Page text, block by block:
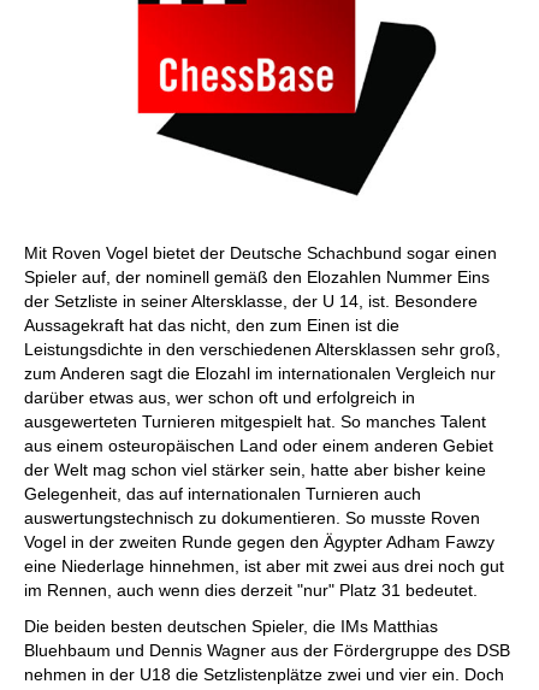
Mit Roven Vogel bietet der Deutsche Schachbund sogar einen
Spieler auf, der nominell gemäß den Elozahlen Nummer Eins
der Setzliste in seiner Altersklasse, der U 14, ist. Besondere
Aussagekraft hat das nicht, den zum Einen ist die
Leistungsdichte in den verschiedenen Altersklassen sehr groß,
zum Anderen sagt die Elozahl im internationalen Vergleich nur
darüber etwas aus, wer schon oft und erfolgreich in
ausgewerteten Turnieren mitgespielt hat. So manches Talent
aus einem osteuropäischen Land oder einem anderen Gebiet
der Welt mag schon viel stärker sein, hatte aber bisher keine
Gelegenheit, das auf internationalen Turnieren auch
auswertungstechnisch zu dokumentieren. So musste Roven
Vogel in der zweiten Runde gegen den Ägypter Adham Fawzy
eine Niederlage hinnehmen, ist aber mit zwei aus drei noch gut
im Rennen, auch wenn dies derzeit "nur" Platz 31 bedeutet.
Die beiden besten deutschen Spieler, die IMs Matthias
Bluehbaum und Dennis Wagner aus der Fördergruppe des DSB
nehmen in der U18 die Setzlistenplätze zwei und vier ein. Doch